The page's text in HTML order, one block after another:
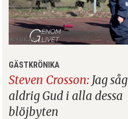
GÄSTKRÖNIKA
Steven Crosson: Jag såg
aldrig Gud i alla dessa
blöjbyten